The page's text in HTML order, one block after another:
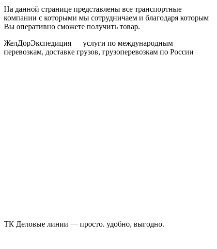
На данной странице представлены все транспортные
компании с которыми мы сотрудничаем и благодаря которым
Вы оперативно сможете получить товар.
ЖелДорЭкспедиция — услуги по международным
перевозкам, доставке грузов, грузоперевозкам по России
ТК Деловые линии — просто. удобно, выгодно.